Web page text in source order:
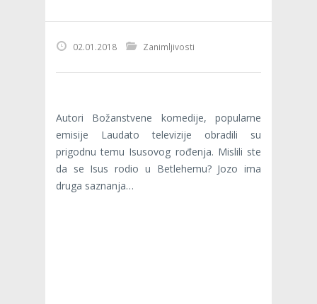
02.01.2018 Zanimljivosti
Autori Božanstvene komedije, popularne
emisije Laudato televizije obradili su
prigodnu temu Isusovog rođenja. Mislili ste
da se Isus rodio u Betlehemu? Jozo ima
druga saznanja…